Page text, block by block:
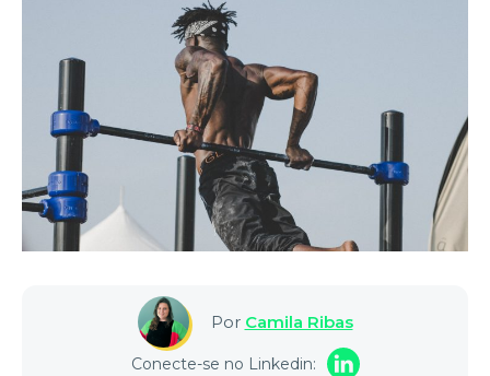
Por Camila Ribas
Conecte-se no Linkedin: